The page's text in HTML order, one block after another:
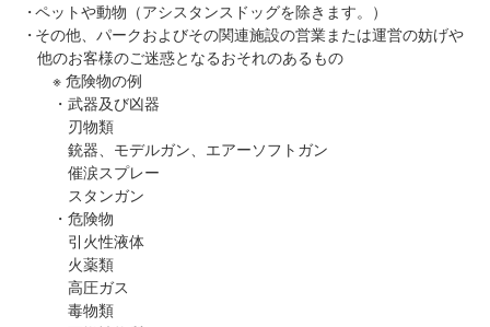
ペットや動物（アシスタンスドッグを除きます。）
その他、パークおよびその関連施設の営業または運営の妨げや
他のお客様のご迷惑となるおそれのあるもの
※ 危険物の例
・武器及び凶器
刃物類
銃器、モデルガン、エアーソフトガン
催涙スプレー
スタンガン
・危険物
引火性液体
火薬類
高圧ガス
毒物類